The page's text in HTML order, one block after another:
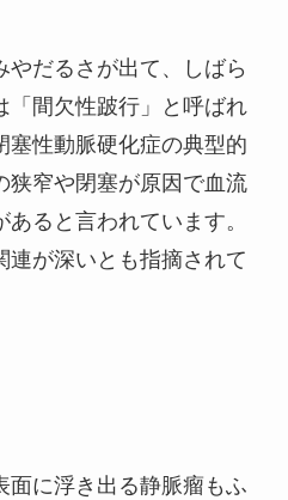
だるさが出て、しばら
「間欠性跛行」と呼ばれ
塞性動脈硬化症の典型的
狭窄や閉塞が原因で血流
ると言われています。
連が深いとも指摘されて
面に浮き出る静脈瘤もふ